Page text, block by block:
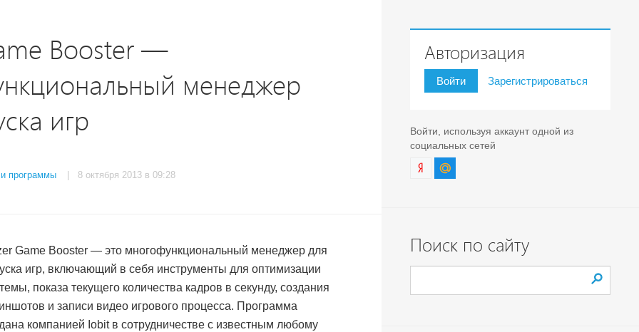
Booster —
менеджер
игр
программы | 8 октября 2013 в 09:28
Game Booster — это многофункциональный менеджер для
игр, включающий в себя инструменты для оптимизации
показа текущего количества кадров в секунду, создания
и записи видео игрового процесса. Программа
компанией Iobit в сотрудничестве с известным любому
Авторизация
Войти Зарегистрироваться
Войти, используя аккаунт одной из
социальных сетей
Поиск по сайту